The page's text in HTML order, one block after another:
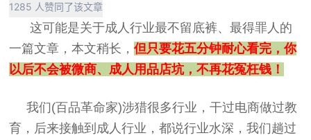
1285 人赞同了该文章
这可能是关于成人行业最不留底裤、最得罪人的
一篇文章，本文稍长，但只要花五分钟耐心看完，你
以后不会被微商、成人用品店坑，不再花冤枉钱！
我们(百品革命家)涉猎很多行业，干过电商做过教
育，后来接触到成人行业，都说行业水深，我们趟过